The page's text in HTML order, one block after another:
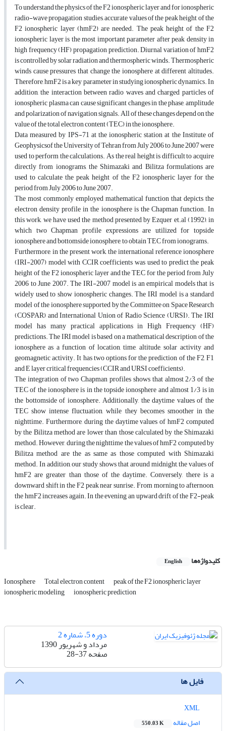
To understand the physics of the F2 ionospheric layer and for ionospheric
radio-wave propagation studies, accurate values of the peak height of the
F2 ionospheric layer (hmF2) are needed. The peak height of the F2
ionospheric layer is the most important parameter after peak density in
high frequency (HF) propagation prediction. Diurnal variation of hmF2
is controlled by solar radiation and thermospheric winds. Thermospheric
winds cause pressures that change the ionosphere at different altitudes.
Therefore, hmF2 is a key parameter in studying ionospheric dynamics. In
addition, the interaction between radio waves and charged particles of
ionospheric plasma can cause significant changes in the phase, amplitude
and polarization of navigation signals. All of these changes depend on the
value of the total electron content (TEC) in the ionosphere.
Data measured by IPS-71 at the ionospheric station at the Institute of
Geophysicsof the University of Tehran from July 2006 to June 2007 were
used to perform the calculations. As the real height is difficult to acquire
directly from ionograms, the Shimazaki and Bilitza formulations are
used to calculate the peak height of the F2 ionospheric layer for the
period from July 2006 to June 2007.
The most commonly employed mathematical function that depicts the
electron density profile in the ionosphere is the Chapman function. In
this work, we have used the method presented by Ezquer et.al (1992), in
which two Chapman profile expressions are utilized for topside
ionosphere and bottomside ionosphere, to obtain TEC from ionograms.
Furthermore, in the present work, the international reference ionosphere
(IRI-2007) model with CCIR coefficients was used to predict the peak
height of the F2 ionospheric layer and the TEC for the period from July
2006 to June 2007. The IRI-2007 model is an empirical models that is
widely used to show ionospheric changes. The IRI model is a standard
model of the ionosphere supported by the Committee on Space Research
(COSPAR) and International Union of Radio Science (URSI). The IRI
model has many practical applications in High Frequency (HF)
predictions. The IRI model is based on a mathematical description of the
ionosphere as a function of location, time, altitude, solar activity and
geomagnetic activity. It has two options for the prediction of the F2, F1
and E layer critical frequencies (CCIR and URSI coefficients).
The integration of two Chapman profiles shows that almost 2/3 of the
TEC of the ionosphere is in the topside ionosphere and almost 1/3 is in
the bottomside of ionosphere. Additionally, the daytime values of the
TEC show intense fluctuation, while they becomes smoother in the
nighttime. Furthermore, during the daytime values of hmF2 computed
by the Bilitza method are lower than those calculated by the Shimazaki
method. However, during the nighttime the values of hmF2 computed by
Bilitza method are the as same as those computed with Shimazaki
method. In addition, our study shows that around midnight, the values of
hmF2 are greater than those of the daytime. Conversely, there is a
downward shift in the F2 peak near sunrise. From morning to afternoon,
the hmF2 increases again. In the evening an upward drift of the F2-peak
is clear.
کلیدواژه‌ها English
Ionosphere Total electron content peak of the F2 ionospheric layer
ionospheric modeling ionospheric prediction
دوره 5، شماره 2
مرداد و شهریور 1390
صفحه28-37
فایل ها
اصل مقاله
550.03 K